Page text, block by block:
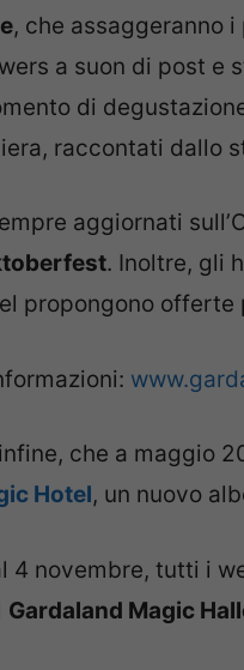
, che assaggeranno
a suon di post e
di
raccontati dallo
aggiornati
. Inoltre, gli
propongono
che a maggio
Hotel, un nuovo
4 novembre, tutti i
Gardaland Magic